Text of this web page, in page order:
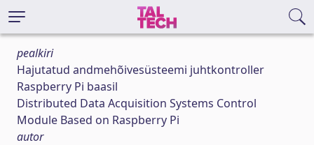
pealkiri
Hajutatud andmehõivesüsteemi juhtkontroller
Raspberry Pi baasil
Distributed Data Acquisition Systems Control
Module Based on Raspberry Pi
autor